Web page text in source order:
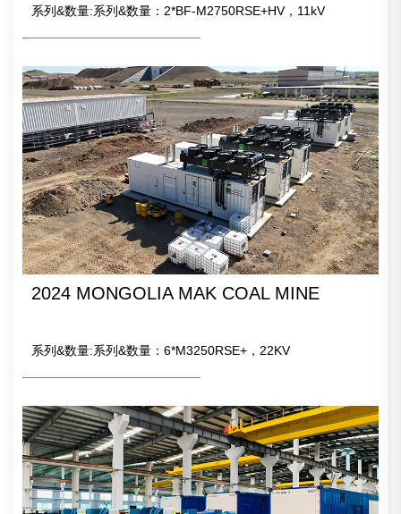
系列&数量:系列&数量：2*BF-M2750RSE+HV，11kV
2024 MONGOLIA MAK COAL MINE
系列&数量:系列&数量：6*M3250RSE+，22KV